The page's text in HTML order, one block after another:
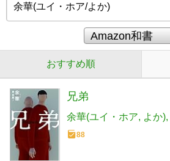
おすすめ順
兄弟
余華(ユイ・ホア よか)
88